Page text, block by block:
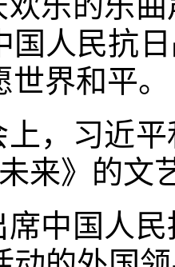
国人民抗
界和平。
上，习近
来》的文
席中国人